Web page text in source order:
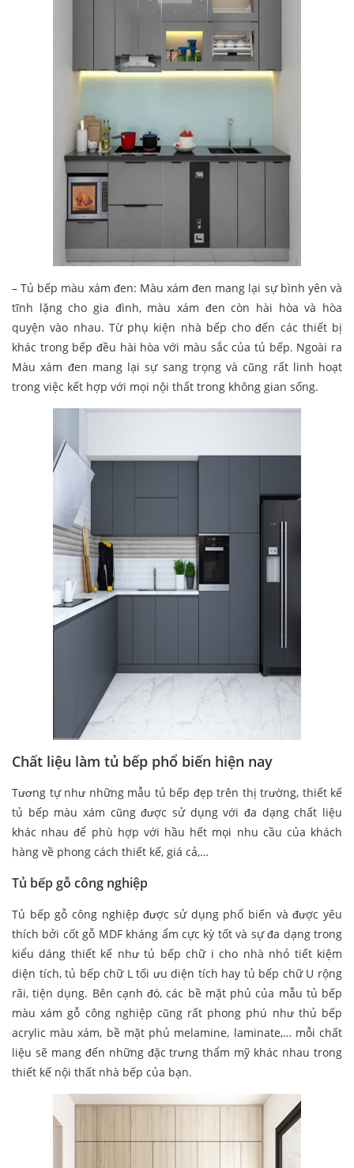
– Tủ bếp màu xám đen: Màu xám đen mang lại sự bình yên và
tĩnh lặng cho gia đình, màu xám đen còn hài hòa và hòa
quyện vào nhau. Từ phụ kiện nhà bếp cho đến các thiết bị
khác trong bếp đều hài hòa với màu sắc của tủ bếp. Ngoài ra
Màu xám đen mang lại sự sang trọng và cũng rất linh hoạt
trong việc kết hợp với mọi nội thất trong không gian sống.
Chất liệu làm tủ bếp phổ biến hiện nay
Tương tự như những mẫu tủ bếp đẹp trên thị trường, thiết kế
tủ bếp màu xám cũng được sử dụng với đa dạng chất liệu
khác nhau để phù hợp với hầu hết mọi nhu cầu của khách
hàng về phong cách thiết kế, giá cả,…
Tủ bếp gỗ công nghiệp
Tủ bếp gỗ công nghiệp được sử dụng phổ biến và được yêu
thích bởi cốt gỗ MDF kháng ẩm cực kỳ tốt và sự đa dạng trong
kiểu dáng thiết kế như tủ bếp chữ i cho nhà nhỏ tiết kiệm
diện tích, tủ bếp chữ L tối ưu diện tích hay tủ bếp chữ U rộng
rãi, tiện dụng. Bên cạnh đó, các bề mặt phủ của mẫu tủ bếp
màu xám gỗ công nghiệp cũng rất phong phú như thủ bếp
acrylic màu xám, bề mặt phủ melamine, laminate,… mỗi chất
liệu sẽ mang đến những đặc trưng thẩm mỹ khác nhau trong
thiết kế nội thất nhà bếp của bạn.